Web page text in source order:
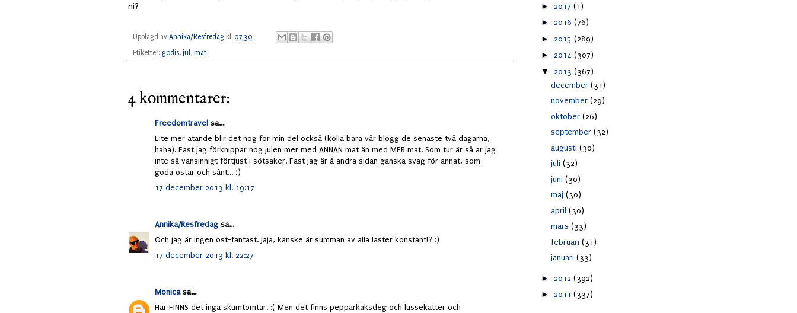
ni?
Upplagd av Annika/Resfredag kl. 07:30
Etiketter: godis, jul , mat
4 kommentarer:
Freedomtravel sa...
Lite mer ätande blir det nog för min del också (kolla bara vår blogg de senaste två dagarna,
haha). Fast jag förknippar nog julen mer med ANNAN mat än med MER mat. Som tur är så är jag
inte så vansinnigt förtjust i sötsaker. Fast jag är å andra sidan ganska svag för annat, som
goda ostar och sånt... ;)
17 december 2013 kl. 19:17
Annika/Resfredagsa...
Och jag är ingen ost-fantast. Jaja, kanske är summan av alla laster konstant!? :)
17 december 2013 kl. 22:27
Monicasa...
Här FINNS det inga skumtomtar. :( Men det finns pepparkaksdeg och lussekatter och
► 2017 (1)
► 2016 (76)
► 2015 (289)
► 2014 (307)
▼ 2013 (367)
december (31)
november (29)
oktober (26)
september (32)
augusti (30)
juli (32)
juni (30)
maj (30)
april (30)
mars (33)
februari (31)
januari (33)
► 2012 (392)
► 2011 (337)